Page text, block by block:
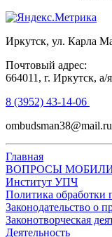
Иркутск, ул. Карла
Почтовый адрес:
664011, г. Иркутск, а/
8 (3952) 43-14-06
ombudsman38@mail.ru
Главная
ВОПРОСЫ
Институт УПЧ
Политика обработки
Законодательство о
Законотворческая
Деятельность